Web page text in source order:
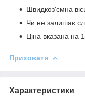
Швидкоз'ємна
Чи не залишає
Ціна вказана на
Приховати
Характеристики